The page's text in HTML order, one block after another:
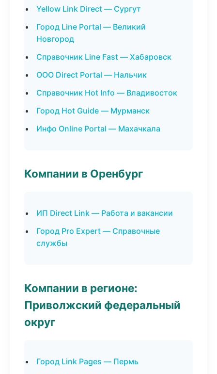
Yellow Link Direct — Сургут
Город Line Portal — Великий
Новгород
Справочник Line Fast — Хабаровск
ООО Direct Portal — Нальчик
Справочник Hot Info — Владивосток
Город Hot Guide — Мурманск
Инфо Online Portal — Махачкала
Компании в Оренбург
ИП Direct Link — Работа и вакансии
Город Pro Expert — Справочные
службы
Компании в регионе:
Приволжский федеральный
округ
Город Link Pages — Пермь